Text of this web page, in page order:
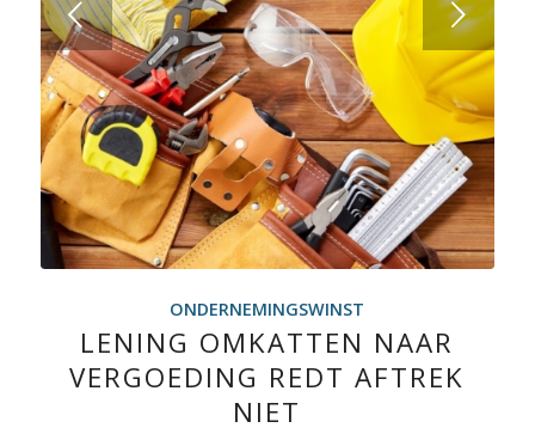
ONDERNEMINGSWINST
LENING OMKATTEN NAAR
VERGOEDING REDT AFTREK
NIET
Volgende